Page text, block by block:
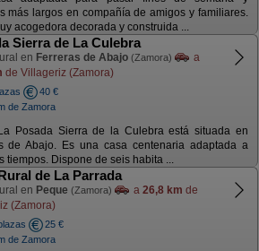
más largos en compañía de amigos y familiares.
acogedora decorada y construida ...
Sierra de La Culebra
en Ferreras de Abajo (Zamora)
a
de Villageriz (Zamora)
40 €
de Zamora
Posada Sierra de la Culebra está situada en
de Abajo. Es una casa centenaria adaptada a
tiempos. Dispone de seis habita ...
de La Parrada
en Peque (Zamora) a 26,8 km de
(Zamora)
25 €
de Zamora